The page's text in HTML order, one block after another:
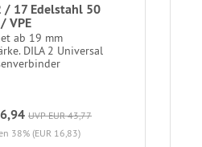
/ 17 Edelstahl 50
VPE
ab 19 mm
DILA 2 Universal
UVP EUR 43,77
38% (EUR 16,83)